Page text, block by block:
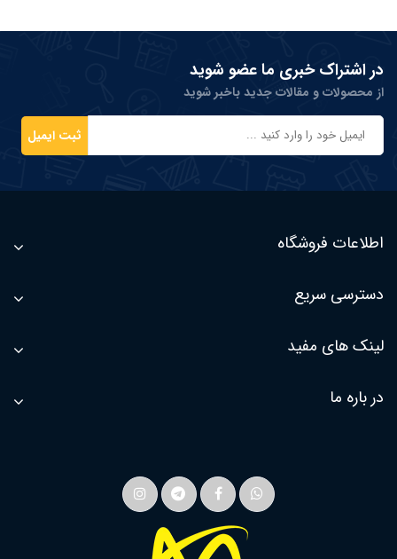
در اشتراک خبری ما عضو شوید
از محصولات و مقالات جدید باخبر شوید
ثبت ایمیل
اطلاعات فروشگاه
دسترسی سریع
لینک های مفید
در باره ما